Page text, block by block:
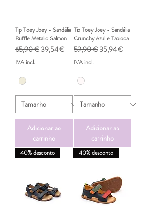
Tip Toey Joey - Sandália
Ruffle Metalic Salmon
Preço normal
65,90 € Preço promocional
39,54 €
IVA incl.
Adicionar ao
carrinho
Tip Toey Joey - Sandália
Crunchy Azul e Tapioca
Preço normal
59,90 € Preço promocional
35,94 €
IVA incl.
Adicionar ao
carrinho
40% desconto 40% desconto